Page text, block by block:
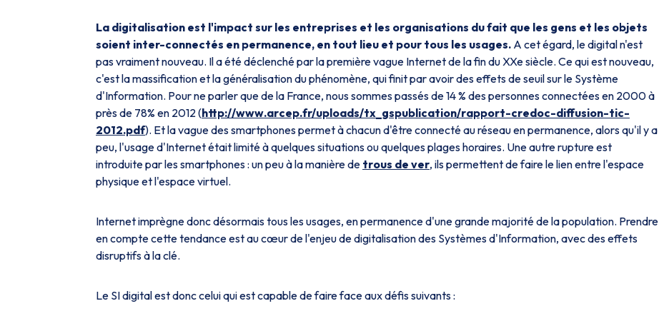
La digitalisation est l'impact sur les entreprises et les organisations du fait que les gens et les objets
soient inter-connectés en permanence, en tout lieu et pour tous les usages. A cet égard, le digital n'est
pas vraiment nouveau. Il a été déclenché par la première vague Internet de la fin du XXe siècle. Ce qui est nouveau,
c'est la massification et la généralisation du phénomène, qui finit par avoir des effets de seuil sur le Système
d'Information. Pour ne parler que de la France, nous sommes passés de 14 % des personnes connectées en 2000 à
près de 78% en 2012 (http://www.arcep.fr/uploads/tx_gspublication/rapport-credoc-diffusion-tic-
2012.pdf). Et la vague des smartphones permet à chacun d'être connecté au réseau en permanence, alors qu'il y a
peu, l'usage d'Internet était limité à quelques situations ou quelques plages horaires. Une autre rupture est
introduite par les smartphones : un peu à la manière de trous de ver, ils permettent de faire le lien entre l'espace
physique et l'espace virtuel.
Internet imprègne donc désormais tous les usages, en permanence d'une grande majorité de la population. Prendre
en compte cette tendance est au cœur de l'enjeu de digitalisation des Systèmes d'Information, avec des effets
disruptifs à la clé.
Le SI digital est donc celui qui est capable de faire face aux défis suivants :